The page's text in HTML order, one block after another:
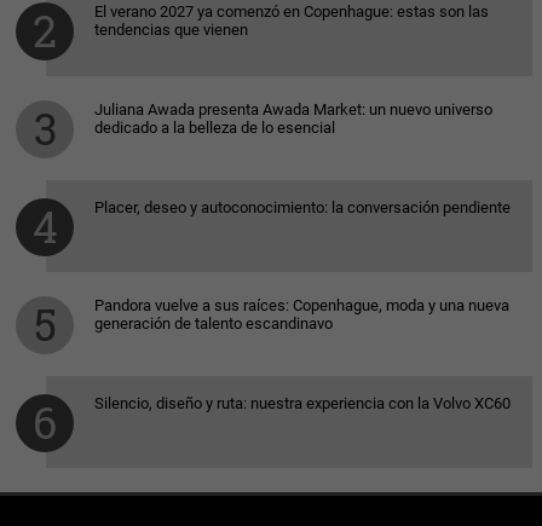
El verano 2027 ya comenzó en Copenhague: estas son las
tendencias que vienen
Juliana Awada presenta Awada Market: un nuevo universo
dedicado a la belleza de lo esencial
Placer, deseo y autoconocimiento: la conversación pendiente
Pandora vuelve a sus raíces: Copenhague, moda y una nueva
generación de talento escandinavo
Silencio, diseño y ruta: nuestra experiencia con la Volvo XC60